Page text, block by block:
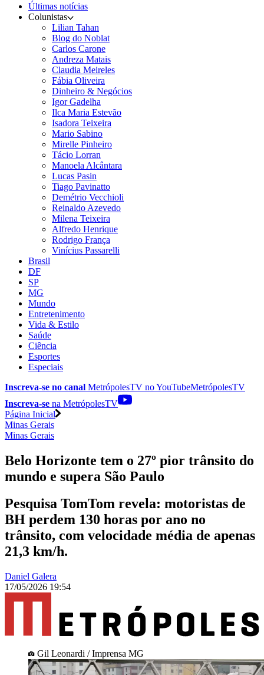
Últimas notícias
Colunistas
Lilian Tahan
Blog do Noblat
Carlos Carone
Andreza Matais
Claudia Meireles
Fábia Oliveira
Dinheiro & Negócios
Igor Gadelha
Ilca Maria Estevão
Isadora Teixeira
Mario Sabino
Mirelle Pinheiro
Tácio Lorran
Manoela Alcântara
Lucas Pasin
Tiago Pavinatto
Demétrio Vecchioli
Reinaldo Azevedo
Milena Teixeira
Alfredo Henrique
Rodrigo França
Vinícius Passarelli
Brasil
DF
SP
MG
Mundo
Entretenimento
Vida & Estilo
Saúde
Ciência
Esportes
Especiais
Inscreva-se no canal MetrópolesTV noYouTubeMetrópolesTV
Inscreva-se na MetrópolesTV
Página Inicial
Minas Gerais
Minas Gerais
Belo Horizonte tem o 27º pior trânsito do
mundo e supera São Paulo
Pesquisa TomTom revela: motoristas de
BH perdem 130 horas por ano no
trânsito, com velocidade média de apenas
21,3 km/h.
Daniel Galera
17/05/2026 19:54
Gil Leonardi / Imprensa MG